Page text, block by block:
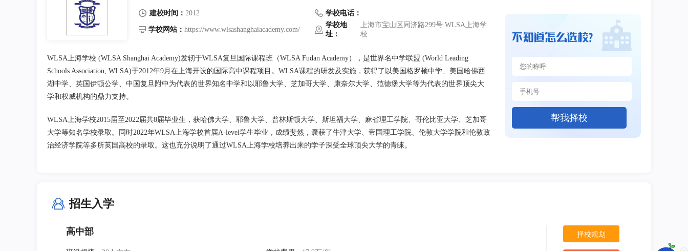
建校时间： 2012 学校电话：
学校网站： https://www.wlsashanghaiacademy.com/
学校地
址：
上海市宝山区同济路299号 WLSA上海学
校
WLSA上海学校 (WLSA Shanghai Academy)发轫于WLSA复旦国际课程班（WLSA Fudan Academy），是世界名中学联盟 (World Leading
Schools Association, WLSA)于2012年9月在上海开设的国际高中课程项目。WLSA课程的研发及实施，获得了以美国格罗顿中学、美国哈佛西
湖中学、英国伊顿公学、中国复旦附中为代表的世界知名中学和以耶鲁大学、芝加哥大学、康奈尔大学、范德堡大学等为代表的世界顶尖大
学和权威机构的鼎力支持。
WLSA上海学校2015届至2022届共8届毕业生，获哈佛大学、耶鲁大学、普林斯顿大学、斯坦福大学、麻省理工学院、哥伦比亚大学、芝加哥
大学等知名学校录取。同时2022年WLSA上海学校首届A-level学生毕业，成绩斐然，囊获了牛津大学、帝国理工学院、伦敦大学学院和伦敦政
治经济学院等多所英国高校的录取。这也充分说明了通过WLSA上海学校培养出来的学子深受全球顶尖大学的青睐。
帮我择校
招生入学
高中部 择校规划